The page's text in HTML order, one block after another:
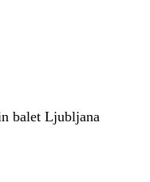
balet Ljubljana